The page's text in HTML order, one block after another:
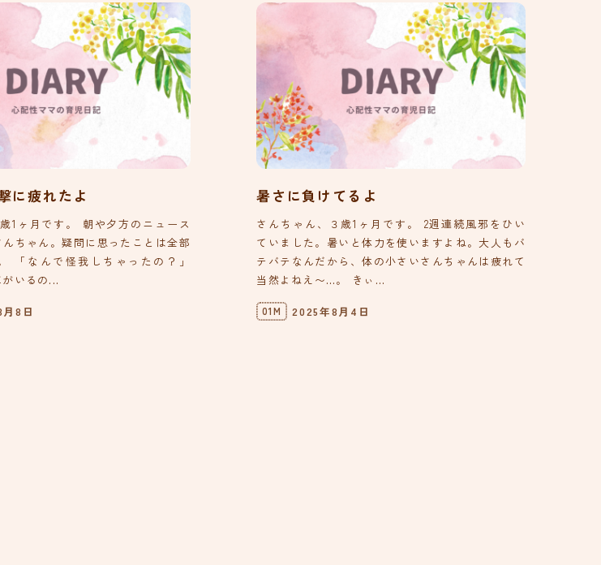
に疲れたよ
1ヶ月です。 朝や夕方のニュース
ちゃん。疑問に思ったことは全部
「なんで怪我しちゃったの？」
がいるの...
8日
暑さに負けてるよ
さんちゃん、３歳1ヶ月です。 2週連続風邪をひい
ていました。暑いと体力を使いますよね。大人もバ
テバテなんだから、体の小さいさんちゃんは疲れて
当然よねえ〜…。 きぃ...
2025年8月4日
01M